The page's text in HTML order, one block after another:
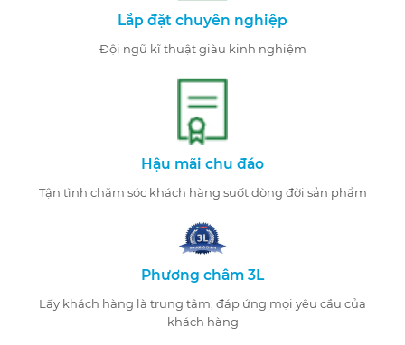
Lắp đặt chuyên nghiệp
Đội ngũ kĩ thuật giàu kinh nghiệm
Hậu mãi chu đáo
Tận tình chăm sóc khách hàng suốt dòng đời sản phẩm
Phương châm 3L
Lấy khách hàng là trung tâm, đáp ứng mọi yêu cầu của
khách hàng